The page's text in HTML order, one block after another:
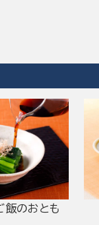
飯のおとも